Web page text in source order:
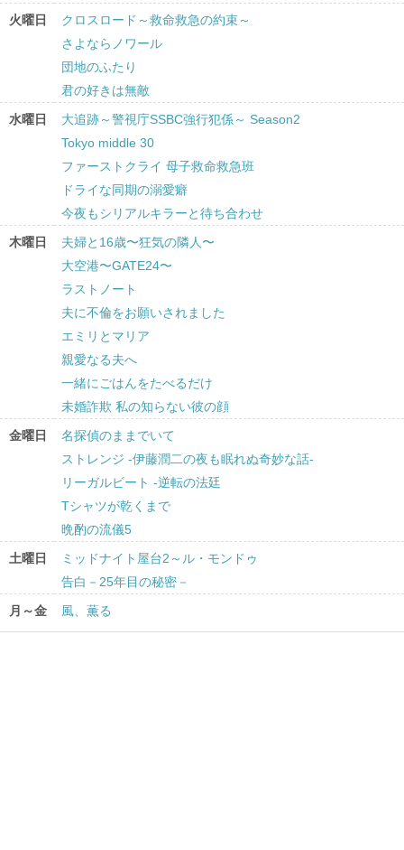
火曜日
クロスロード～救命救急の約束～
さよならノワール
団地のふたり
君の好きは無敵
水曜日
大追跡～警視庁SSBC強行犯係～ Season2
Tokyo middle 30
ファーストクライ 母子救命救急班
ドライな同期の溺愛癖
今夜もシリアルキラーと待ち合わせ
木曜日
夫婦と16歳〜狂気の隣人〜
大空港〜GATE24〜
ラストノート
夫に不倫をお願いされました
エミリとマリア
親愛なる夫へ
一緒にごはんをたべるだけ
未婚詐欺 私の知らない彼の顔
金曜日
名探偵のままでいて
ストレンジ -伊藤潤二の夜も眠れぬ奇妙な話-
リーガルビート -逆転の法廷
Tシャツが乾くまで
晩酌の流儀5
土曜日
ミッドナイト屋台2～ル・モンドゥ
告白－25年目の秘密－
月～金
風、薫る